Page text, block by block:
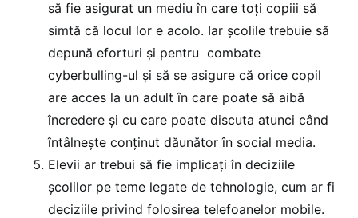
să fie asigurat un mediu în care toți copiii să
simtă că locul lor e acolo. Iar școlile trebuie să
depună eforturi și pentru combate
cyberbulling-ul și să se asigure că orice copil
are acces la un adult în care poate să aibă
încredere și cu care poate discuta atunci când
întâlnește conținut dăunător în social media.
Elevii ar trebui să fie implicați în deciziile
școlilor pe teme legate de tehnologie, cum ar fi
deciziile privind folosirea telefoanelor mobile.